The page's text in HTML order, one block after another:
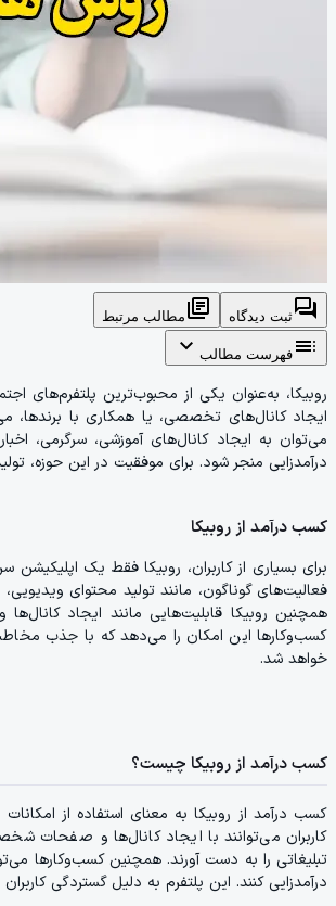
forumثبت دیدگاه library_books مطالب مرتبط
toc فهرست مطالب expand_more
روبیکا، به‌عنوان یکی از محبوب‌ترین پلتفرم‌های
ایجاد کانال‌های تخصصی، یا همکاری با برندها،
می‌توان به ایجاد کانال‌های آموزشی، سرگرمی،
درآمدزایی منجر شود. برای موفقیت در این حوزه،
کسب درآمد از روبیکا
برای بسیاری از کاربران، روبیکا فقط یک
فعالیت‌های گوناگون، مانند تولید محتوای
همچنین روبیکا قابلیت‌هایی مانند ایجاد
کسب‌وکارها این امکان را می‌دهد که با جذب
خواهد شد.
کسب درآمد از روبیکا چیست؟
کسب درآمد از روبیکا به معنای استفاده از
کاربران می‌توانند با ایجاد کانال‌ها و صفحات
تبلیغاتی را به دست آورند. همچنین کسب‌وکارها
درآمدزایی کنند. این پلتفرم به دلیل گستردگی